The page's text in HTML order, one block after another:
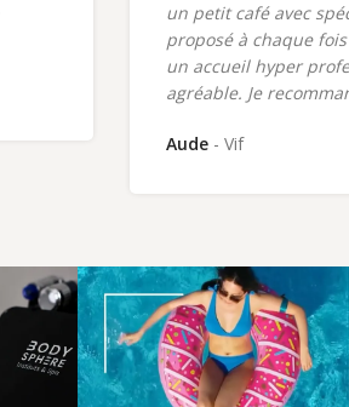
un petit café avec
proposé à chaque
un accueil hyper
agréable. Je
Aude Vif